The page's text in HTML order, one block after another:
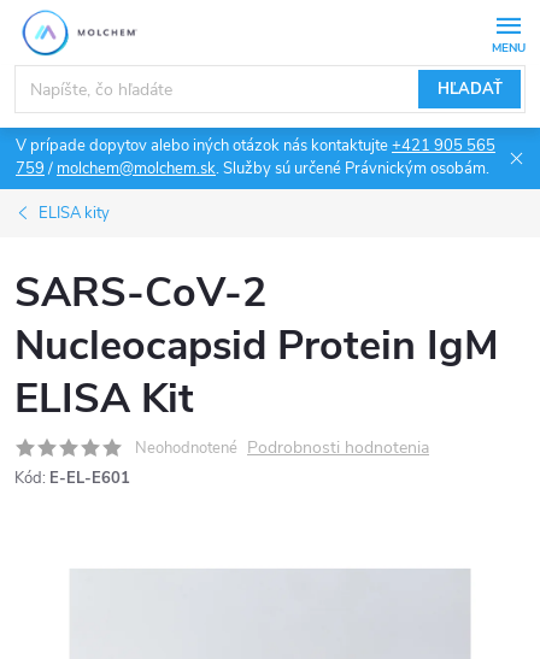
Prejsť
obsah
HĽADAŤ
V prípade dopytov alebo iných otázok nás kontaktujte+421 905 565
759/ molchem@molchem.sk. Služby sú určené Právnickým osobám.
ELISA kity
SARS-CoV-2
Nucleocapsid Protein IgM
ELISA Kit
Neohodnotené Podrobnosti hodnotenia
Kód: E-EL-E601